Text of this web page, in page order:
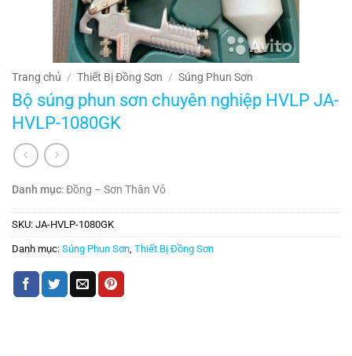
Trang chủ / Thiết Bị Đồng Sơn / Súng Phun Sơn
Bộ súng phun sơn chuyên nghiệp HVLP JA-
HVLP-1080GK
Danh mục:Đồng – Sơn Thân Vỏ
SKU: JA-HVLP-1080GK
Danh mục: Súng Phun Sơn Thiết Bị Đồng Sơn